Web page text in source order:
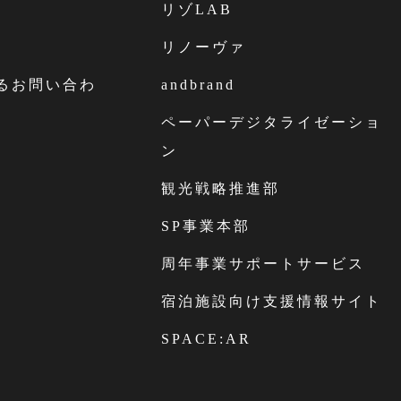
お問い合わ
リゾLAB
リノーヴァ
andbrand
ペーパーデジタライゼーショ
ン
観光戦略推進部
SP事業本部
周年事業サポートサービス
宿泊施設向け支援情報サイト
SPACE:AR